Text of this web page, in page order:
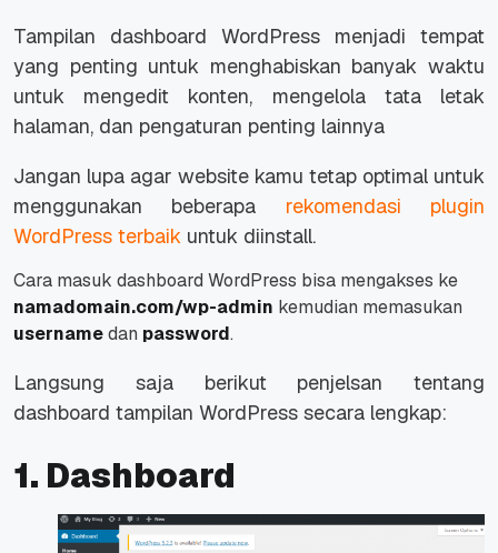
Tampilan dashboard WordPress menjadi tempat
yang penting untuk menghabiskan banyak waktu
untuk mengedit konten, mengelola tata letak
halaman, dan pengaturan penting lainnya
Jangan lupa agar website kamu tetap optimal untuk
menggunakan beberapa rekomendasi plugin
WordPress terbaik untuk diinstall.
Cara masuk dashboard WordPress bisa mengakses ke
namadomain.com/wp-admin kemudian memasukan
usernamedan password.
Langsung saja berikut penjelsan tentang
dashboard tampilan WordPress secara lengkap:
1. Dashboard